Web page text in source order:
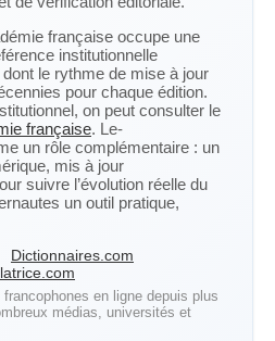
française occupe une
institutionnelle
le rythme de mise à jour
pour chaque édition.
on peut consulter le
française. Le-
un rôle complémentaire : un
mis à jour
suivre l’évolution réelle du
un outil pratique,
Dictionnaires.com
en ligne depuis plus
médias, universités et